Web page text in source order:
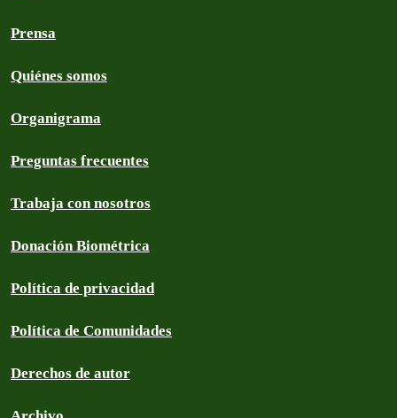
Prensa
Quiénes somos
Organigrama
Preguntas frecuentes
Trabaja con nosotros
Donación Biométrica
Política de privacidad
Política de Comunidades
Derechos de autor